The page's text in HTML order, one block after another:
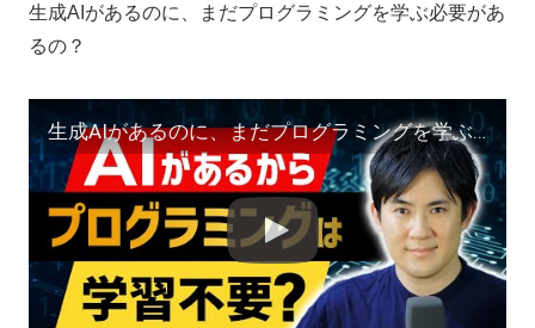
生成AIがあるのに、まだプログラミングを学ぶ必要があ
るの？
生成AIがあるのに、まだプログラミングを学ぶ必要があるの？